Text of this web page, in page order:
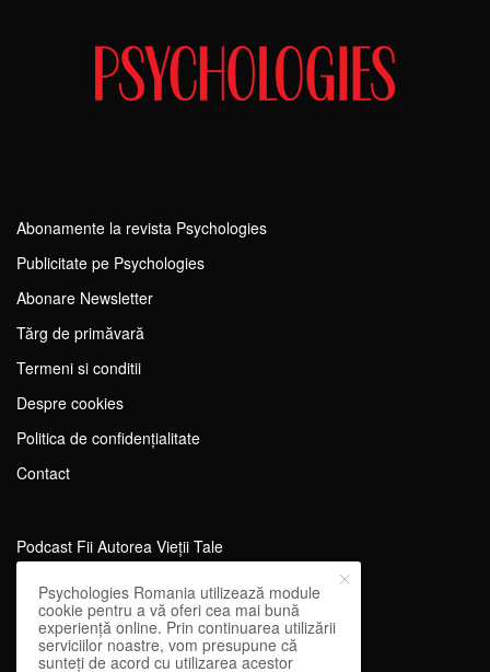
Abonamente la revista Psychologies
Publicitate pe Psychologies
Abonare Newsletter
Tărg de primăvară
Termeni si conditii
Despre cookies
Politica de confidențialitate
Contact
Podcast Fii Autorea Vieții Tale
Evenimente Fii Autoarea Vieții Tale!
SportEdu
Antrenament Mental pentru Sportivi
Psychologies Romania utilizează module
cookie pentru a vă oferi cea mai bună
experiență online. Prin continuarea utilizării
serviciilor noastre, vom presupune că
sunteți de acord cu utilizarea acestor